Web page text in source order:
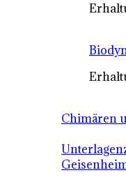
Chimären